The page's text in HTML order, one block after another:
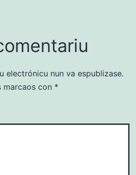
electrónicu nun va espublizase.
marcaos con *